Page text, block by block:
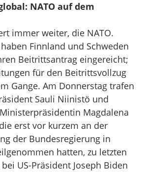
NATO auf dem
immer weiter, die NATO.
Finnland und Schweden
Beitrittsantrag eingereicht;
für den Beitrittsvollzug
Gange. Am Donnerstag trafen
Sauli Niinistö und
Magdalena
erst vor kurzem an der
der Bundesregierung in
hatten, zu letzten
US-Präsident Joseph Biden